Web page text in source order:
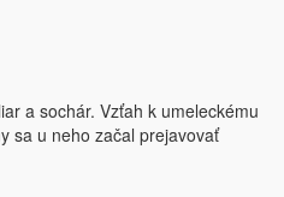
a sochár. Vzťah k umeleckému
sa u neho začal prejavovať